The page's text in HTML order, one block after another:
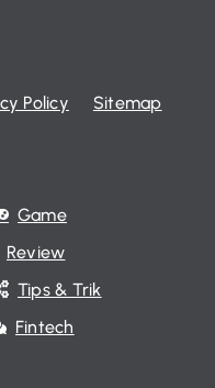
Policy
Sitemap
Game
Review
Tips & Trik
Fintech